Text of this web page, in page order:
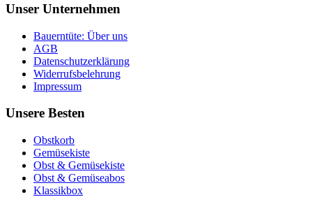
Unser Unternehmen
Bauerntüte: Über uns
AGB
Datenschutzerklärung
Widerrufsbelehrung
Impressum
Unsere Besten
Obstkorb
Gemüsekiste
Obst & Gemüsekiste
Obst & Gemüseabos
Klassikbox